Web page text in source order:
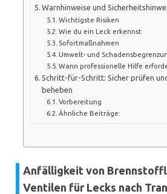
Warnhinweise und
Wichtigste Risiken
Wie du ein Leck erkennst
Sofortmaßnahmen
Umwelt- und
Wann professionelle Hilfe
Schritt-für-Schritt: Sicher prüfen
beheben
Vorbereitung
Ähnliche Beiträge:
Anfälligkeit von
Ventilen für Lecks nach